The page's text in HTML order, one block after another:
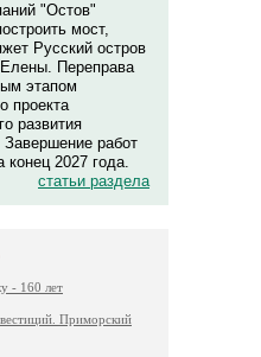
"Остов"
мост,
Русский остров
Переправа
этапом
проекта
развития
Завершение работ
конец 2027 года.
статьи раздела
- 160 лет
Приморский